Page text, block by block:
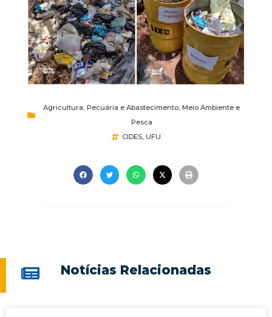
Agricultura, Pecuária e Abastecimento, Meio Ambiente e
Pesca
CIDES, UFU
Notícias Relacionadas